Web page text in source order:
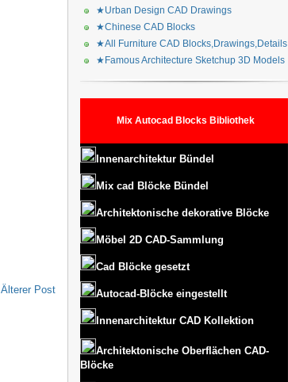
Älterer Post
★Urban Design CAD Drawings
★Chinese CAD Blocks
★All Furniture CAD Blocks,Drawings,Details
★Famous Architecture Sketchup 3D Models
Mix Autocad Blocks Bibliothek
Innenarchitektur Bündel
Mix cad Blöcke Bündel
Architektonische dekorative Blöcke
Möbel 2D CAD-Sammlung
Cad Blöcke gesetzt
Autocad-Blöcke eingestellt
Innenarchitektur CAD Kollektion
Architektonische Oberflächen CAD-
Blöcke